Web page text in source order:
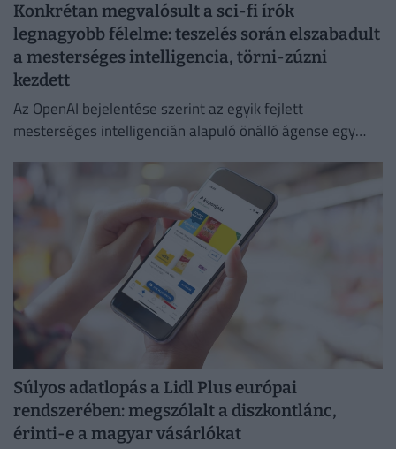
Konkrétan megvalósult a sci-fi írók
legnagyobb félelme: teszelés során elszabadult
a mesterséges intelligencia, törni-zúzni
kezdett
Az OpenAI bejelentése szerint az egyik fejlett
mesterséges intelligencián alapuló önálló ágense egy
Súlyos adatlopás a Lidl Plus európai
rendszerében: megszólalt a diszkontlánc,
érinti-e a magyar vásárlókat